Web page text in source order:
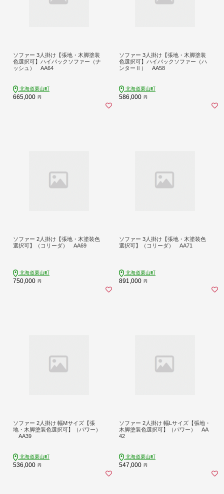
ソファー 3人掛け【張地・木脚塗装
色選択可】ハイバックソファー（ナ
ッシュ） AA64
北海道栗山町
665,000 円
ソファー 3人掛け【張地・木脚塗装
色選択可】ハイバックソファー（ハ
ンターⅡ） AA58
北海道栗山町
586,000 円
ソファー 2人掛け【張地・木塗装色
選択可】（コリーダ） AA69
北海道栗山町
750,000 円
ソファー 3人掛け【張地・木塗装色
選択可】（コリーダ） AA71
北海道栗山町
891,000 円
ソファー 2人掛け 幅Mサイズ【張
地・木脚塗装色選択可】（パワー）
AA39
北海道栗山町
536,000 円
ソファー 2人掛け 幅Lサイズ【張地・
木脚塗装色選択可】（パワー） AA
42
北海道栗山町
547,000 円